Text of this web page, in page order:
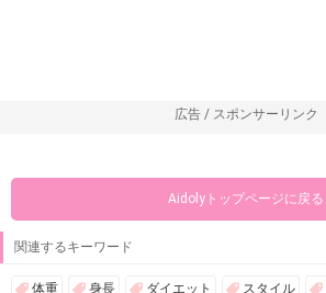
広告 / スポンサーリンク
Aidolyトップページに戻る
関連するキーワード
体重 身長 ダイエット スタイル